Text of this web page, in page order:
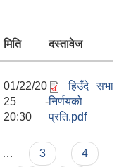
मिति दस्तावेज
01/22/20
25 -
20:30
हिउँदे सभा
निर्णयको
प्रति.pdf
… 3
4